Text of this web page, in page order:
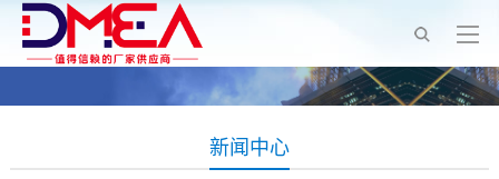
新闻中心